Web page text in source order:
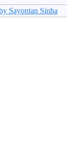
Sayontan Sinha